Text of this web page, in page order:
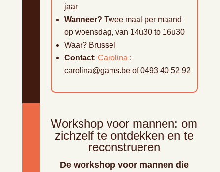
jaar
Wanneer? Twee maal per maand
op woensdag, van 14u30 to 16u30
Waar? Brussel
Contact: Carolina :
carolina@gams.be of 0493 40 52 92
Workshop voor mannen: om
zichzelf te ontdekken en te
reconstrueren
De workshop voor mannen die